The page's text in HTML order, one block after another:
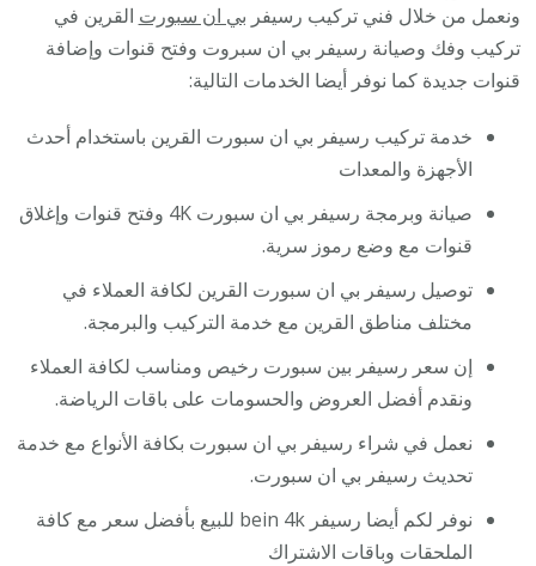
ونعمل من خلال فني تركيب رسيفر بي ان سبورت القرين في
تركيب وفك وصيانة رسيفر بي ان سبروت وفتح قنوات وإضافة
قنوات جديدة كما نوفر أيضا الخدمات التالية:
خدمة تركيب رسيفر بي ان سبورت القرين باستخدام أحدث
الأجهزة والمعدات
صيانة وبرمجة رسيفر بي ان سبورت 4K وفتح قنوات وإغلاق
قنوات مع وضع رموز سرية.
توصيل رسيفر بي ان سبورت القرين لكافة العملاء في
مختلف مناطق القرين مع خدمة التركيب والبرمجة.
إن سعر رسيفر بين سبورت رخيص ومناسب لكافة العملاء
ونقدم أفضل العروض والحسومات على باقات الرياضة.
نعمل في شراء رسيفر بي ان سبورت بكافة الأنواع مع خدمة
تحديث رسيفر بي ان سبورت.
نوفر لكم أيضا رسيفر bein 4k للبيع بأفضل سعر مع كافة
الملحقات وباقات الاشتراك